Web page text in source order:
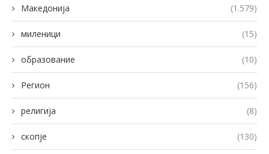
Македонија (1.579)
миленици (15)
образование (10)
Регион (156)
религија (8)
скопје (130)